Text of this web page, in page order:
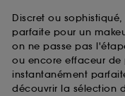
Discret ou
parfaite pour un
on ne passe pas
ou encore effaceur de
instantanément
découvrir la sélection